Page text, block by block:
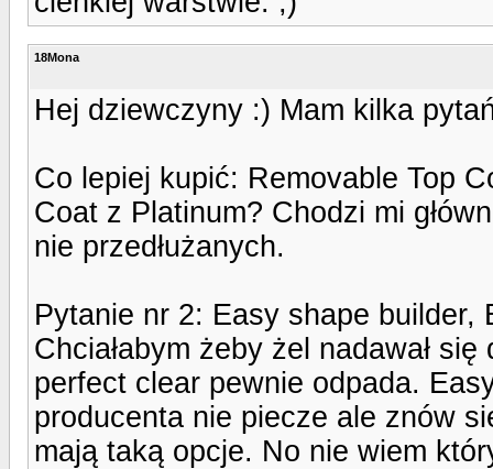
18Mona
Hej dziewczyny :) Mam kilka
Co lepiej kupić: Removable Top
Coat z Platinum? Chodzi mi
nie przedłużanych.
Pytanie nr 2: Easy shape
Chciałabym żeby żel nadawał
perfect clear pewnie odpada.
producenta nie piecze ale znów
mają taką opcje. No nie wiem